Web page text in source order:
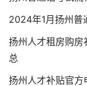
2024年1月扬州普
扬州人才租房购
总
扬州人才补贴官